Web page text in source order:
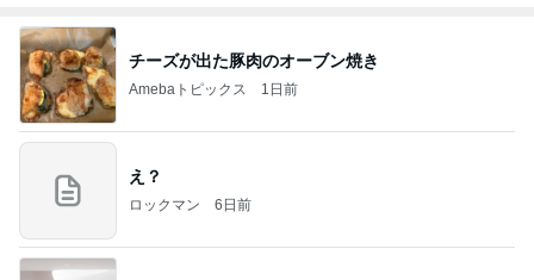
チーズが出た豚肉のオーブン焼き
Amebaトピックス 1日前
え？
ロックマン 6日前